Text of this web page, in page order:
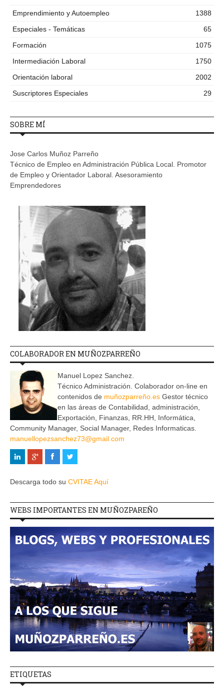
Emprendimiento y Autoempleo
1388
Especiales - Temáticas
65
Formación
1075
Intermediación Laboral
1750
Orientación laboral
2002
Suscriptores Especiales
29
SOBRE MÍ
Jose Carlos Muñoz Parreño
Técnico de Empleo en Administración Pública Local. Promotor
de Empleo y Orientador Laboral. Asesoramiento
Emprendedores
COLABORADOR EN MUÑOZPARREÑO
Manuel Lopez Sanchez.
Técnico Administración. Colaborador on-line en
contenidos de muñozparreño.es Gestor técnico
en las áreas de Contabilidad, administración,
Exportación, Finanzas, RR.HH, Informática,
Community Manager, Social Manager, Redes Informaticas.
manuellopezsanchez73@gmail.com
Descarga todo su CVITAE Aquí
WEBS IMPORTANTES EN MUÑOZPAREÑO
ETIQUETAS